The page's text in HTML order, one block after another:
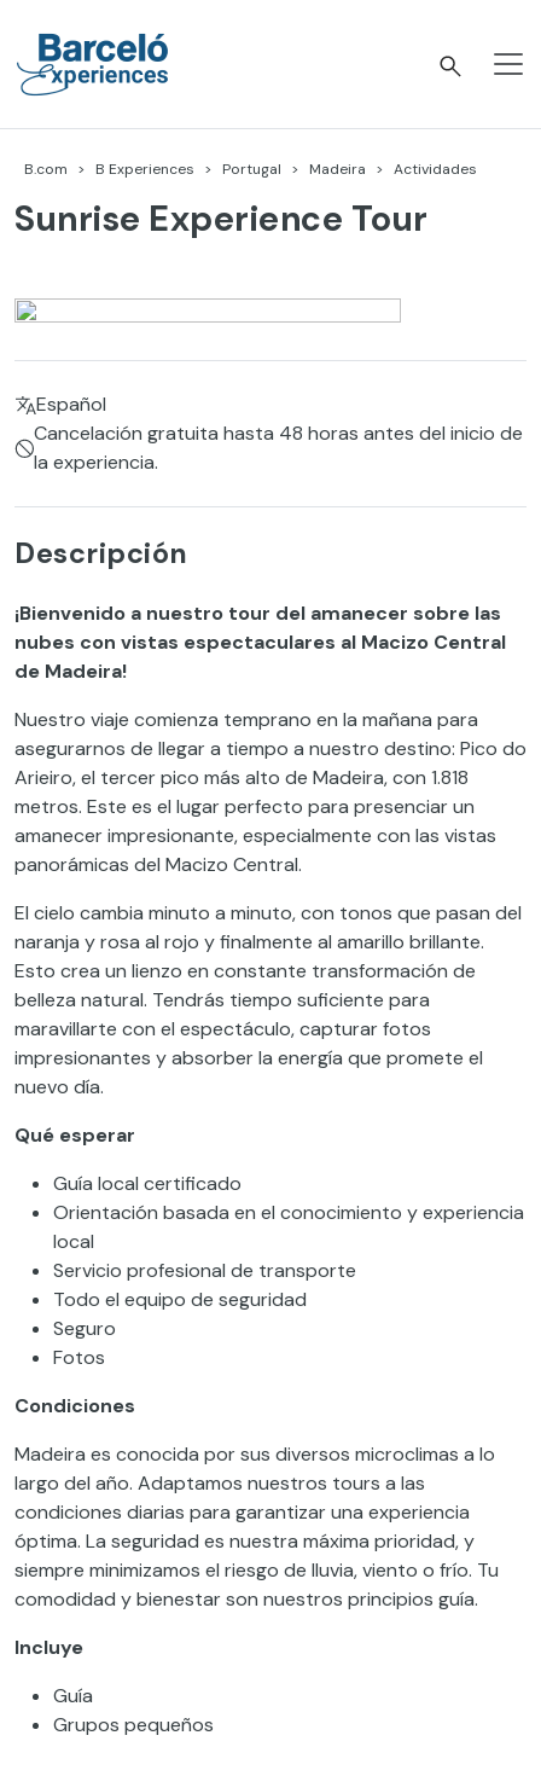
content
B.com B Experiences Portugal Madeira Actividades
Sunrise Experience Tour
Español
Cancelación gratuita hasta 48 horas antes del inicio de
la experiencia.
Descripción
¡Bienvenido a nuestro tour del amanecer sobre las
nubes con vistas espectaculares al Macizo Central
de Madeira!
Nuestro viaje comienza temprano en la mañana para
asegurarnos de llegar a tiempo a nuestro destino: Pico do
Arieiro, el tercer pico más alto de Madeira, con 1.818
metros. Este es el lugar perfecto para presenciar un
amanecer impresionante, especialmente con las vistas
panorámicas del Macizo Central.
El cielo cambia minuto a minuto, con tonos que pasan del
naranja y rosa al rojo y finalmente al amarillo brillante.
Esto crea un lienzo en constante transformación de
belleza natural. Tendrás tiempo suficiente para
maravillarte con el espectáculo, capturar fotos
impresionantes y absorber la energía que promete el
nuevo día.
Qué esperar
Guía local certificado
Orientación basada en el conocimiento y experiencia
local
Servicio profesional de transporte
Todo el equipo de seguridad
Seguro
Fotos
Condiciones
Madeira es conocida por sus diversos microclimas a lo
largo del año. Adaptamos nuestros tours a las
condiciones diarias para garantizar una experiencia
óptima. La seguridad es nuestra máxima prioridad, y
siempre minimizamos el riesgo de lluvia, viento o frío. Tu
comodidad y bienestar son nuestros principios guía.
Incluye
Guía
Grupos pequeños